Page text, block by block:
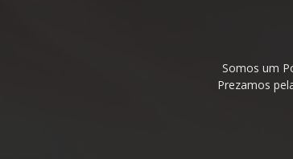
Somos um
Prezamos